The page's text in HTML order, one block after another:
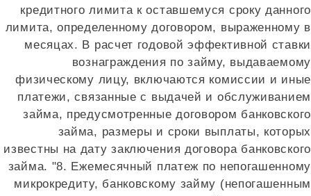
кредитного лимита к оставшемуся сроку данного
лимита, определенному договором, выраженному в
месяцах. В расчет годовой эффективной ставки
вознаграждения по займу, выдаваемому
физическому лицу, включаются комиссии и иные
платежи, связанные с выдачей и обслуживанием
займа, предусмотренные договором банковского
займа, размеры и сроки выплаты, которых
известны на дату заключения договора банковского
займа. "8. Ежемесячный платеж по непогашенному
микрокредиту, банковскому займу (непогашенным